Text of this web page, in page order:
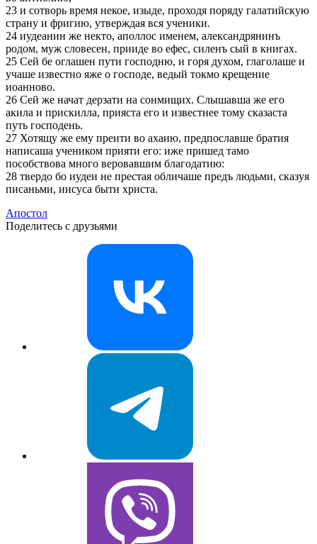
23 и сотворь время некое, изыде, проходя поряду галатийскую
страну и фригию, утверждая вся ученики.
24 иудеанин же некто, аполлос именем, александрянинъ
родом, муж словесен, прииде во ефес, силенъ сый в книгах.
25 Сей бе оглашен пути господню, и горя духом, глаголаше и
учаше известно яже о господе, ведый токмо крещение
иоанново.
26 Сей же начат дерзати на сонмищих. Слышавша же его
акила и прискилла, прияста его и известнее тому сказаста
путь господень.
27 Хотящу же ему преити во ахаию, предпославше братия
написаша учеником прияти его: иже пришед тамо
пособствова много веровавшим благодатию:
28 твердо бо иудеи не престая обличаше предъ людьми, сказуя
писаньми, иисуса быти христа.
Апостол
Поделитесь с друзьями